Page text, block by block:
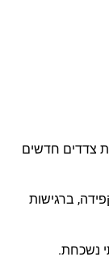
צדדים חדשים
ברגישות
נשכחת.